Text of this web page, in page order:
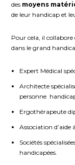
des moyens
de leur handicap et
Pour cela, il collabore
dans le grand
Expert Médical
Architecte
personne
Ergothérapeute
Association d’aide
Sociétés
handicapées.